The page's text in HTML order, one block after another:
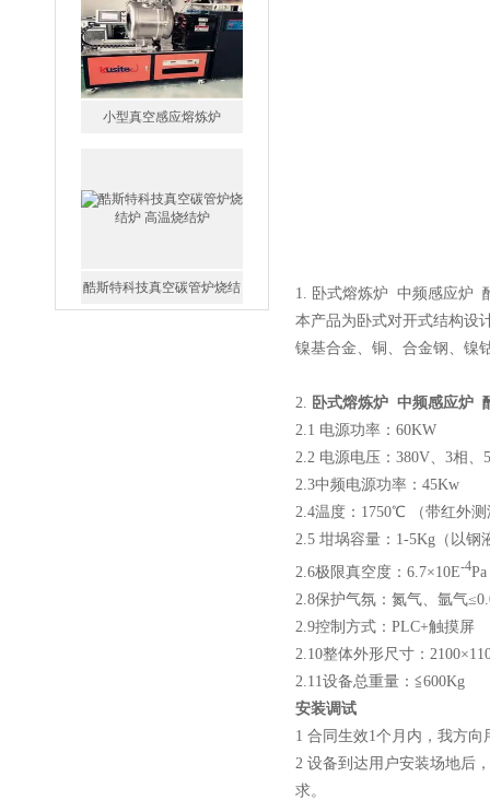
小型真空感应熔炼炉
酷斯特科技真空碳管炉烧结
1. 卧式熔炼炉 中频感应炉
本产品为卧式对开式结构设
镍基合金、铜、合金钢、镍
2. 卧式熔炼炉 中频感应炉
2.1 电源功率：60KW
2.2 电源电压：380V、3相、
2.3中频电源功率：45Kw
2.4温度：1750℃ （带红外测
2.5 坩埚容量：1-5Kg（以钢
2.6极限真空度：6.7×10E-4
2.8保护气氛：氮气、氩气
2.9控制方式：PLC+触摸屏
2.10整体外形尺寸：
2.11设备总重量：≦600Kg
安装调试
1 合同生效1个月内，我方
2 设备到达用户安装场地后
求。